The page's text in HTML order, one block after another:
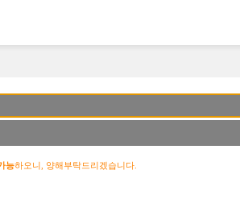
능하오니, 양해부탁드리겠습니다.